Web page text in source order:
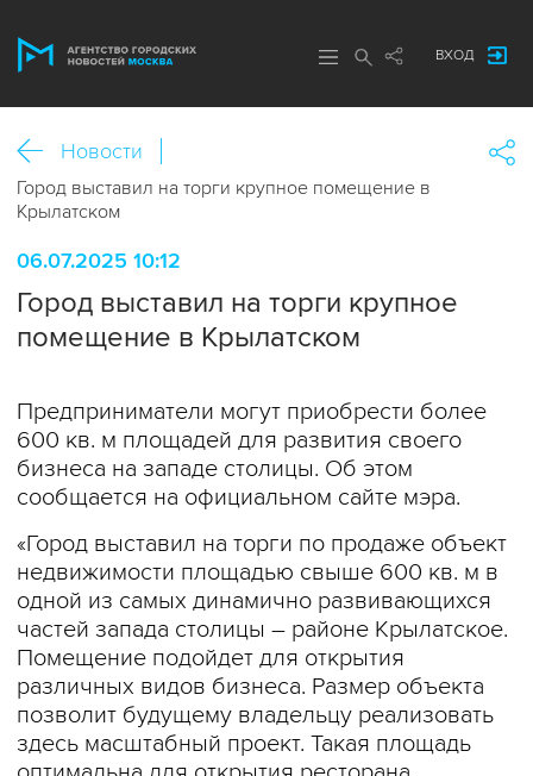
ВХОД
Новости
Город выставил на торги крупное помещение в
Крылатском
06.07.2025 10:12
Город выставил на торги крупное
помещение в Крылатском
Предприниматели могут приобрести более
600 кв. м площадей для развития своего
бизнеса на западе столицы. Об этом
сообщается на официальном сайте мэра.
«Город выставил на торги по продаже объект
недвижимости площадью свыше 600 кв. м в
одной из самых динамично развивающихся
частей запада столицы – районе Крылатское.
Помещение подойдет для открытия
различных видов бизнеса. Размер объекта
позволит будущему владельцу реализовать
здесь масштабный проект. Такая площадь